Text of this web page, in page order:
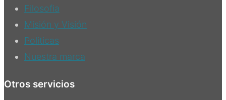
Filosofia
Misión y Visión
Politicas
Nuestra marca
Otros servicios